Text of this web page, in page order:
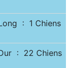
: 1 Chiens
Dur : 22 Chiens